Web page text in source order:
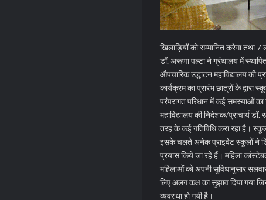
खिलाड़ियों को सम्मानित करेगा तथा
डॉ. अरूणा पल्टा ने ग्रंथालय में स्थापित
औपचारिक उद्धाटन महाविद्यालय की
कार्यक्रम का प्रारंभ छात्रों के
परंपरागत परिधान में कई समस्याओं
महाविद्यालय की निदेशक/प्राचार्य
तरह के कई गतिविधि करा रहा है।
इसके चलते अनेक प्राइवेट स्कूलों ने
प्रयास किये जा रहे हैं। महिला
महिलाओं को अपनी सुविधानुसार
लिए अलग कक्ष का सुझाव दिया गया
व्यवस्था हो गयी है।